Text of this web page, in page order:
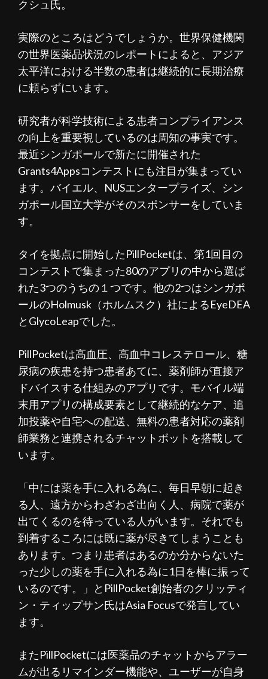
クシュ氏。
実際のところはどうでしょうか。世界保健機関
の世界医薬品状況のレポートによると、アジア
太平洋における半数の患者は継続的に長期治療
に頼らずにいます。
研究者が科学技術による患者コンプライアンス
の向上を重要視しているのは周知の事実です。
最近シンガポールで新たに開催された
Grants4Appsコンテストにも注目が集まってい
ます。バイエル、NUSエンタープライズ、シン
ガポール国立大学がそのスポンサーをしていま
す。
タイを拠点に開始したPillPocketは、第1回目の
コンテストで集まった80のアプリの中から選ば
れた3つのうちの１つです。他の2つはシンガポ
ールのHolmusk（ホルムスク）社によるEyeDEA
とGlycoLeapでした。
PillPocketは高血圧、高血中コレステロール、糖
尿病の疾患を持つ患者あてに、薬剤師が直接ア
ドバイスする仕組みのアプリです。モバイル端
末用アプリの構成要素として継続的なケア、追
加投薬や自宅への配送、無料の患者対応の薬剤
師業務と連携されるチャットボットを搭載して
います。
「中には薬を手に入れる為に、毎日早朝に起き
る人、遠方からわざわざ出向く人、病院で薬が
出てくるのを待っている人がいます。それでも
到着するころには既に薬が尽きてしまうことも
あります。つまり患者はあるのか分からないた
った少しの薬を手に入れる為に1日を棒に振って
いるのです。」とPillPocket創始者のクリッティ
ン・ティップサン氏はAsia Focusで発言してい
ます。
またPillPocketには医薬品のチャットからアラー
ムが出るリマインダー機能や、ユーザーが自身